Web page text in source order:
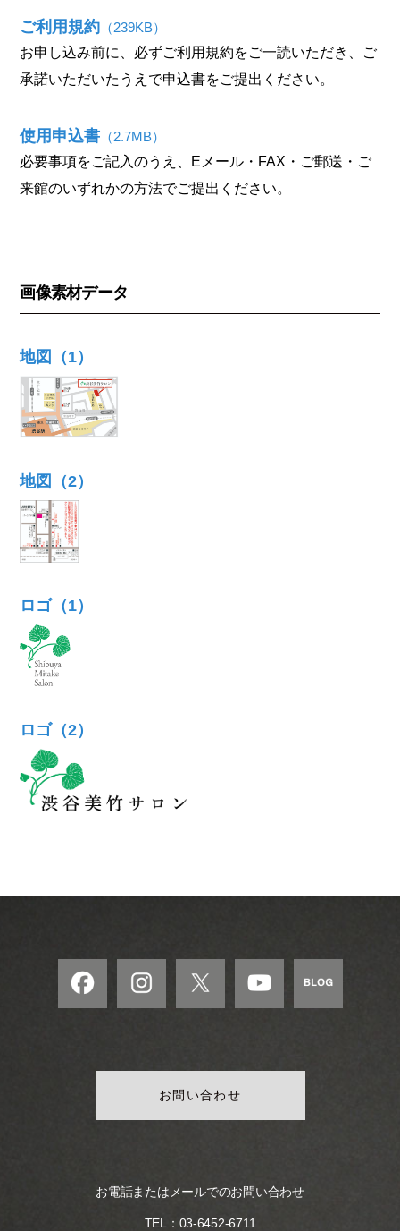
ご利用規約 （239KB）
お申し込み前に、必ずご利用規約をご一読いただき、ご
承諾いただいたうえで申込書をご提出ください。
使用申込書 （2.7MB）
必要事項をご記入のうえ、Eメール・FAX・ご郵送・ご
来館のいずれかの方法でご提出ください。
画像素材データ
地図（1）
地図（2）
ロゴ（1）
ロゴ（2）
お問い合わせ
お電話またはメールでのお問い合わせ
TEL： 03-6452-6711